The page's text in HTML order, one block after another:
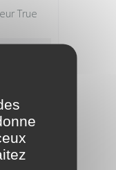
True